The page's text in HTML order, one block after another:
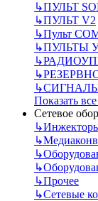
↳ПУЛЬТ
↳ПУЛЬТ V2
↳Пульт
↳ПУЛЬТЫ
↳
↳
↳
Показать
Сетевое
↳
↳
↳
↳
↳Прочее
↳Сетевые